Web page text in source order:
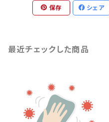
保存 シェア
最近チェックした商品